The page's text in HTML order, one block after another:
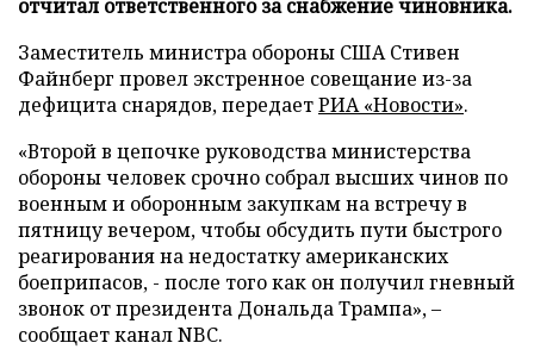
отчитал ответственного за снабжение чиновника.
Заместитель министра обороны США Стивен
Файнберг провел экстренное совещание из-за
дефицита снарядов, передаетРИА «Новости».
«Второй в цепочке руководства министерства
обороны человек срочно собрал высших чинов по
военным и оборонным закупкам на встречу в
пятницу вечером, чтобы обсудить пути быстрого
реагирования на недостатку американских
боеприпасов, - после того как он получил гневный
звонок от президента Дональда Трампа», –
сообщает канал NBC.